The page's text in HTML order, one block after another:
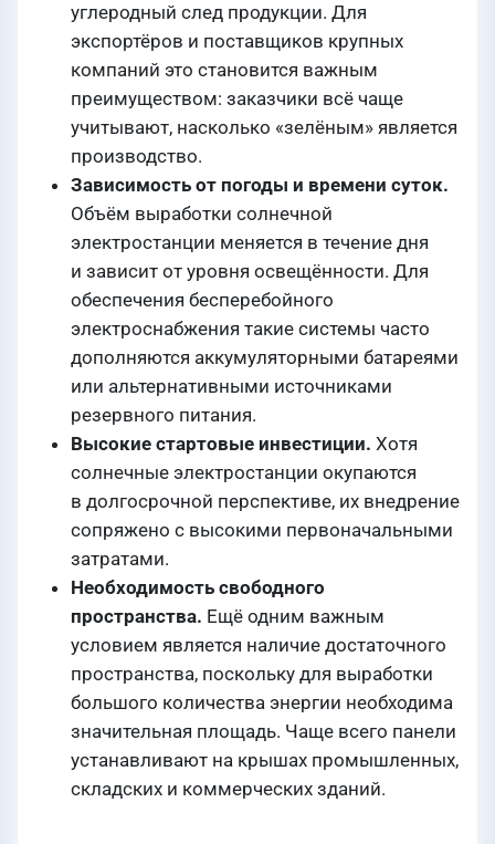
углеродный след продукции. Для
экспортёров и поставщиков крупных
компаний это становится важным
преимуществом: заказчики всё чаще
учитывают, насколько «зелёным» является
производство.
Зависимость от погоды и времени суток.
Объём выработки солнечной
электростанции меняется в течение дня
и зависит от уровня освещённости. Для
обеспечения бесперебойного
электроснабжения такие системы часто
дополняются аккумуляторными батареями
или альтернативными источниками
резервного питания.
Высокие стартовые инвестиции. Хотя
солнечные электростанции окупаются
в долгосрочной перспективе, их внедрение
сопряжено с высокими первоначальными
затратами.
Необходимость свободного
пространства. Ещё одним важным
условием является наличие достаточного
пространства, поскольку для выработки
большого количества энергии необходима
значительная площадь. Чаще всего панели
устанавливают на крышах промышленных,
складских и коммерческих зданий.